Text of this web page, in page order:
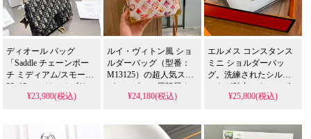
格安で再現したスーパ
ー コピー品です。
タイルを手軽に取り入
れられます。
ネルならではの上品な
パール装飾が、春らし
い繊細さとラグジュア
た、日常を華やかに彩
る逸品です。
ディオール バッグ
「Saddle チェーンポー
チ ミディアム/スモール
22x13cm」は、オブリー
クジャカードを採用し
洗練されたデザインが
¥23,980(税込)
ルイ・ヴィトン風 ショ
ルダーバッグ（型番：
M13125）の超人気スー
パーコピー、原版風カ
スタム五金と最新耐久
す。男女兼用で違和感
¥24,180(税込)
エルメス コンスタンス
ミニ ショルダーバッ
グ。洗練されたシルエ
ットが魅力のクロスボ
ディバッグです。芸能
皮革感で格安に再現し
¥25,800(税込)